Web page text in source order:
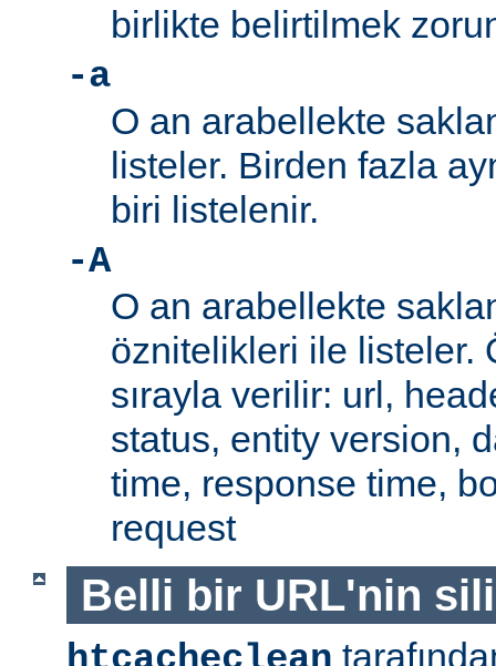
birlikte belirtilmek
-a
O an arabellekte
listeler. Birden fazla
biri listelenir.
-A
O an arabellekte
öznitelikleri ile listeler.
sırayla verilir: url,
status, entity version,
time, response time,
request
Belli bir URL'nin